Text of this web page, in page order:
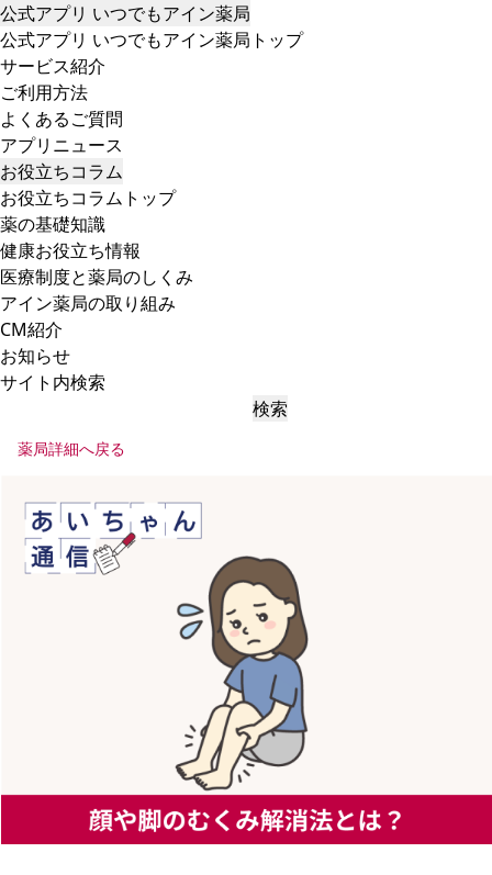
公式アプリ いつでもアイン薬局
公式アプリ いつでもアイン薬局トップ
サービス紹介
ご利用方法
よくあるご質問
アプリニュース
お役立ちコラム
お役立ちコラムトップ
薬の基礎知識
健康お役立ち情報
医療制度と薬局のしくみ
アイン薬局の取り組み
CM紹介
お知らせ
サイト内検索
検索
薬局詳細へ戻る